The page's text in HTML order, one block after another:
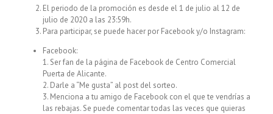
El periodo de la promoción es desde el 1 de julio al 12 de
julio de 2020 a las 23:59h.
Para participar, se puede hacer por Facebook y/o Instagram:
Facebook:
1. Ser fan de la página de Facebook de Centro Comercial
Puerta de Alicante.
2. Darle a “Me gusta” al post del sorteo.
3. Menciona a tu amigo de Facebook con el que te vendrías a
las rebajas. Se puede comentar todas las veces que quieras